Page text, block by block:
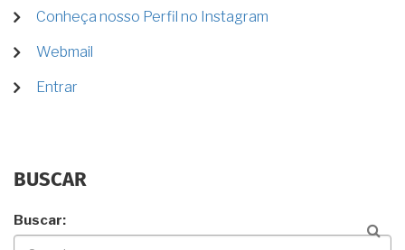
Conheça nosso Perfil no Instagram
Webmail
Entrar
BUSCAR
Buscar